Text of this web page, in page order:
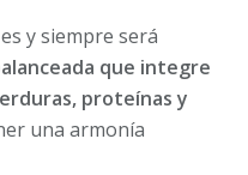
y siempre será
que integre
proteínas y
una armonía